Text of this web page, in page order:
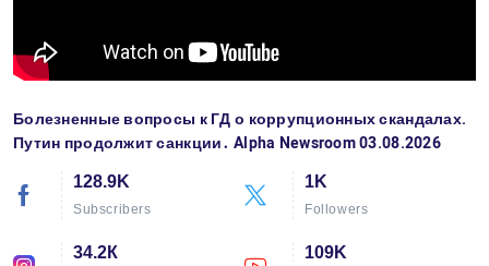
Болезненные вопросы к ГД о коррупционных скандалах.
Путин продолжит санкции․ Alpha Newsroom 03.08.2026
128.9K
Subscribers
1K
Followers
34.2К 109K